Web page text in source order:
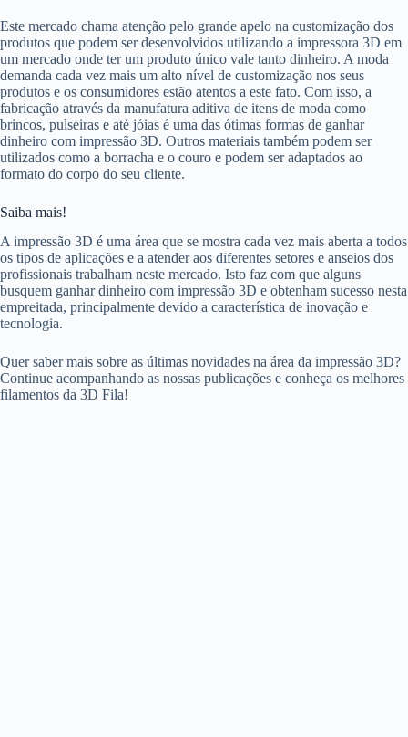
Este mercado chama atenção pelo grande apelo na customização dos
produtos que podem ser desenvolvidos utilizando a impressora 3D em
um mercado onde ter um produto único vale tanto dinheiro. A moda
demanda cada vez mais um alto nível de customização nos seus
produtos e os consumidores estão atentos a este fato. Com isso, a
fabricação através da manufatura aditiva de itens de moda como
brincos, pulseiras e até jóias é uma das ótimas formas de ganhar
dinheiro com impressão 3D. Outros materiais também podem ser
utilizados como a borracha e o couro e podem ser adaptados ao
formato do corpo do seu cliente.
Saiba mais!
A impressão 3D é uma área que se mostra cada vez mais aberta a todos
os tipos de aplicações e a atender aos diferentes setores e anseios dos
profissionais trabalham neste mercado. Isto faz com que alguns
busquem ganhar dinheiro com impressão 3D e obtenham sucesso nesta
empreitada, principalmente devido a característica de inovação e
tecnologia.
Quer saber mais sobre as últimas novidades na área da impressão 3D?
Continue acompanhando as nossas publicações e conheça os melhores
filamentos da 3D Fila!